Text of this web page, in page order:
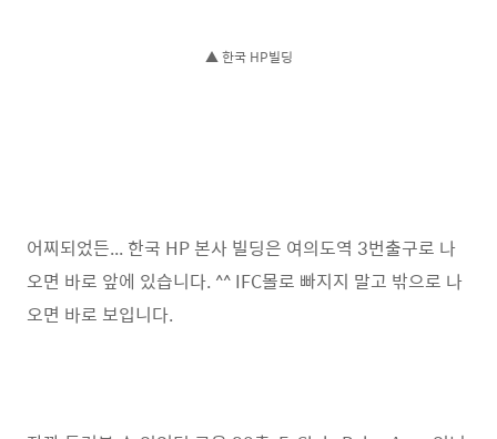
▲한국 HP빌딩
어찌되었든... 한국 HP 본사 빌딩은 여의도역 3번출구로 나
오면 바로 앞에 있습니다. ^^ IFC몰로 빠지지 말고 밖으로 나
오면 바로 보입니다.